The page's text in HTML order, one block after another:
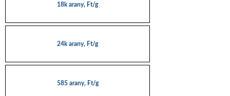
18k arany, Ft/g
24k arany, Ft/g
585 arany, Ft/g